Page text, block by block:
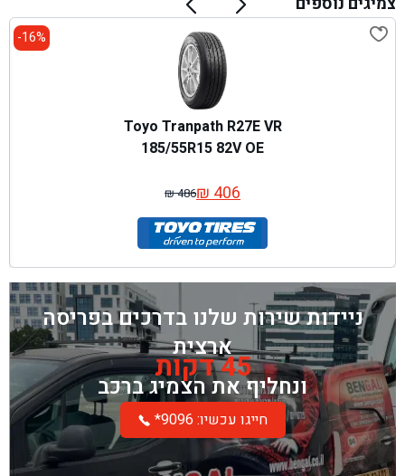
16%-
Toyo Tranpath R27E VR
185/55R15 82V OE
₪486
המחיר
המקורי
היה:
₪ 486.
₪406 המחיר
הנוכחי
הוא:
₪ 406.
ניידות שירות שלנו בדרכים בפריסה
ארצית
45 דקות
ונחליף את הצמיג ברכב
*חייגו עכשיו: 9096